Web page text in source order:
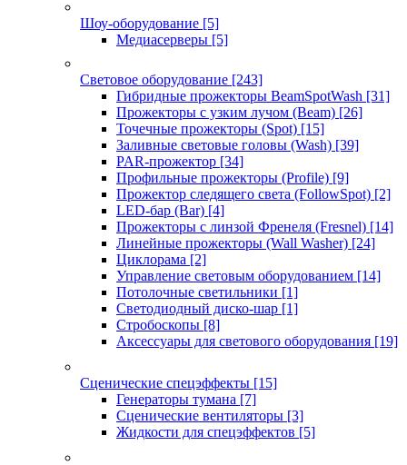
Шоу-оборудование [5]
Медиасерверы [5]
Световое оборудование [243]
Гибридные прожекторы BeamSpotWash [31]
Прожекторы с узким лучом (Beam) [26]
Точечные прожекторы (Spot) [15]
Заливные световые головы (Wash) [39]
PAR-прожектор [34]
Профильные прожекторы (Profile) [9]
Прожектор следящего света (FollowSpot) [2]
LED-бар (Bar) [4]
Прожекторы с линзой Френеля (Fresnel) [14]
Линейные прожекторы (Wall Washer) [24]
Циклорама [2]
Управление световым оборудованием [14]
Потолочные светильники [1]
Светодиодный диско-шар [1]
Стробоскопы [8]
Аксессуары для светового оборудования [19]
Сценические спецэффекты [15]
Генераторы тумана [7]
Сценические вентиляторы [3]
Жидкости для спецэффектов [5]